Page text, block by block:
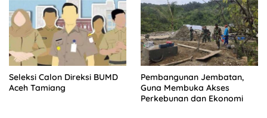
Seleksi Calon Direksi BUMD
Aceh Tamiang
Pembangunan Jembatan,
Guna Membuka Akses
Perkebunan dan Ekonomi